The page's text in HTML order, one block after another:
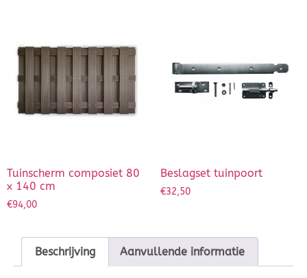
Tuinscherm composiet 80
x 140 cm
€94,00
Beslagset tuinpoort
€32,50
Beschrijving Aanvullende informatie